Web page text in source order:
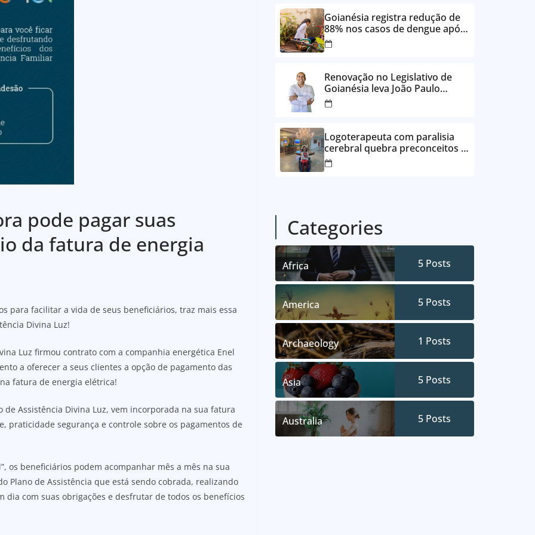
pode pagar suas
da fatura de energia
para facilitar a vida de seus beneficiários, traz mais essa
Divina Luz!
Luz firmou contrato com a companhia energética Enel
a oferecer a seus clientes a opção de pagamento das
fatura de energia elétrica!
de Assistência Divina Luz, vem incorporada na sua fatura
praticidade segurança e controle sobre os pagamentos de
os beneficiários podem acompanhar mês a mês na sua
Plano de Assistência que está sendo cobrada, realizando
com suas obrigações e desfrutar de todos os benefícios
Goianésia registra redução de
88% nos casos de dengue após
ações de prevenção da
Prefeitura
Renovação no Legislativo de
Goianésia leva João Paulo
Batista à Câmara Municipal
Logoterapeuta com paralisia
cerebral quebra preconceitos e
ajuda pacientes a reencontrar
propósito em Goianésia
Categories
Africa 5 Posts
America 5 Posts
Archaeology 1 Posts
Asia 5 Posts
Australia 5 Posts